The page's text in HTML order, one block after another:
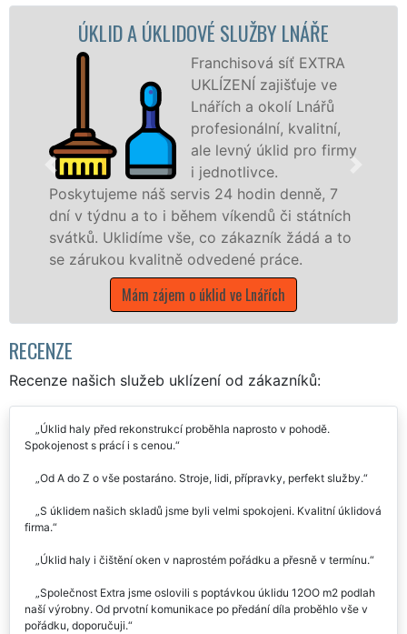
A ÚKLIDOVÉ SLUŽBY LNÁŘE
Franchisová síť EXTRA
UKLÍZENÍ zajišťuje ve
Lnářích a okolí Lnářů
profesionální, kvalitní,
ale levný úklid pro firmy
i jednotlivce.
náš servis 24 hodin denně, 7
a to i během víkendů či státních
vše, co zákazník žádá a to
kvalitně odvedené práce.
Mám zájem o úklid ve Lnářích
nabízíme
státní
RECENZE
Recenze našich služeb uklízení od zákazníků:
Úklid haly před rekonstrukcí proběhla naprosto v pohodě.
Spokojenost s prácí i s cenou.
Od A do Z o vše postaráno. Stroje, lidi, přípravky, perfekt služby.
S úklidem našich skladů jsme byli velmi spokojeni. Kvalitní úklidová
firma.
Úklid haly i čištění oken v naprostém pořádku a přesně v termínu.
Společnost Extra jsme oslovili s poptávkou úklidu 12OO m2 podlah
naší výrobny. Od prvotní komunikace po předání díla proběhlo vše v
pořádku, doporučuji.